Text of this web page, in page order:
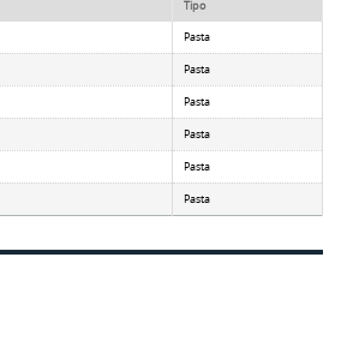
Tipo
Pasta
Pasta
Pasta
Pasta
Pasta
Pasta